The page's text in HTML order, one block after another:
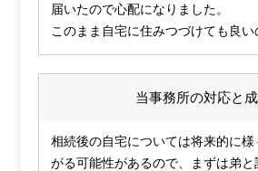
届いたので心配になりました。
このまま自宅に住みつづけても良い
当事務所の対応と
相続後の自宅については将来的に様
がる可能性があるので、まずは弟